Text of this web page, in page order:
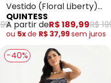
Vestido (Floral Liberty)
em Tule
QUINTESS
A partir deR$ 189,99R$
ou 5xde R$ 37,99sem juros
-40%